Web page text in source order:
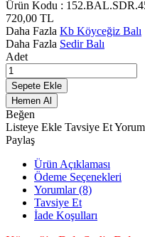
Ürün Kodu :
720,00 TL
Daha Fazla Kb Köyceğiz Balı
Daha Fazla Sedir Balı
Adet
Sepete Ekle
Hemen Al
Beğen
Listeye Ekle Tavsiye Et
Paylaş
Ürün Açıklaması
Ödeme Seçenekleri
Yorumlar (8)
Tavsiye Et
İade Koşulları